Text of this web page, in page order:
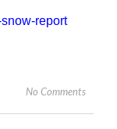
report
No Comments